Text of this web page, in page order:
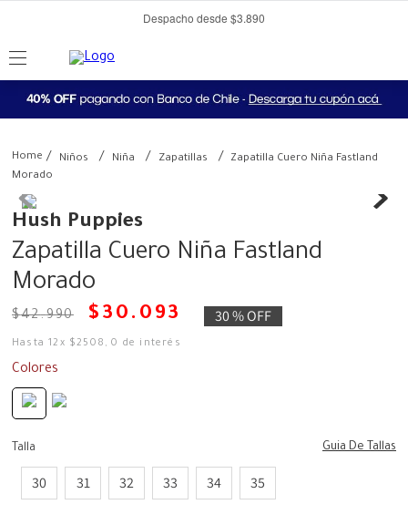
Despacho desde $3.890
Niños Niña Zapatillas
Zapatilla Cuero Niña Fastland
Morado
Hush Puppies
Zapatilla Cuero Niña Fastland
Morado
$42.990 $ 30 . 093 30 %OFF
Hasta12 x $2508 ,0 de interés
Colores
Talla Guia De Tallas
30 31 32 33 34 35